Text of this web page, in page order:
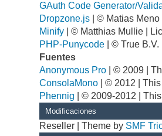
GAuth Code Generator/
Dropzone.js | © Matias
Minify | © Matthias Mullie |
PHP-Punycode | © True
Fuentes
Anonymous Pro | © 2009 |
ConsolaMono | © 2012 |
Phennig | © 2009-2012 |
Modificaciones
Reseller | Theme by SMF